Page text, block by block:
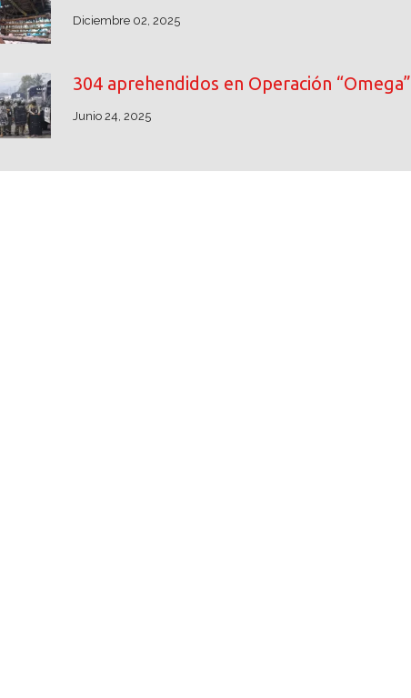
Diciembre 02, 2025
304 aprehendidos en Operación “Omega”
Junio 24, 2025